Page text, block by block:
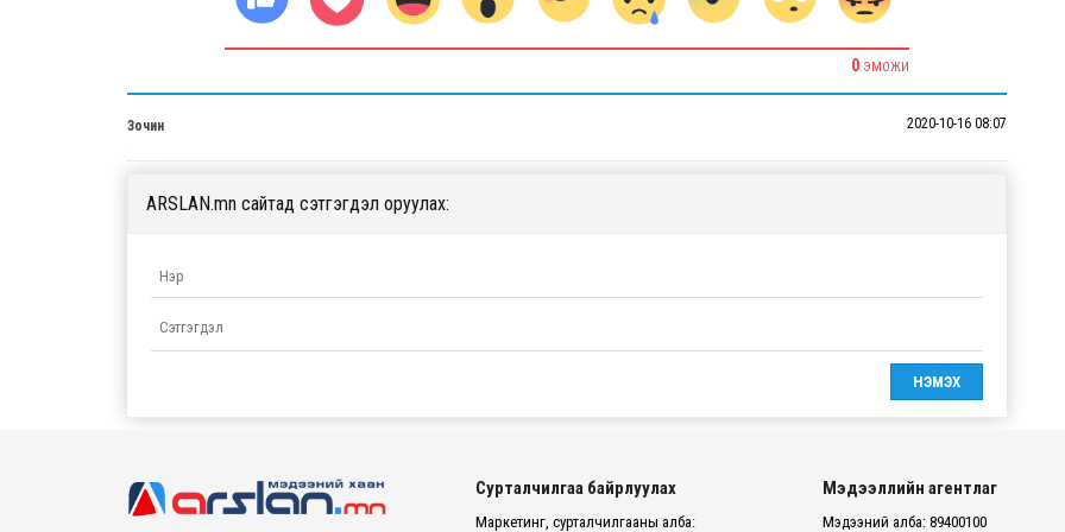
0 ЭМОЖИ
Зочин 2020-10-16 08:07
ARSLAN.mn сайтад сэтгэгдэл оруулах:
Сурталчилгаа байрлуулах
Маркетинг, сурталчилгааны алба:
Мэдээллийн агентлаг
Мэдээний алба: 89400100